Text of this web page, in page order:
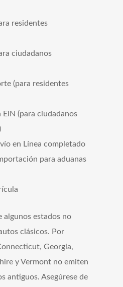
residentes
ciudadanos
(para residentes
(para ciudadanos
en Línea completado
para aduanas
algunos estados no
clásicos. Por
Georgia,
y Vermont no emiten
antiguos. Asegúrese de